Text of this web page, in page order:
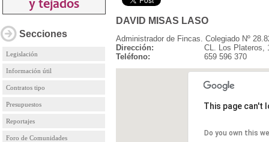
Secciones
Legislación
Información útil
Contratos tipo
Presupuestos
Reportajes
Foro de Comunidades
DAVID MISAS LASO
Administrador de Fincas. Colegiado Nº
Dirección:
CL. Los Plateros,
Teléfono:
659 596 370
This page can't
Do you own this